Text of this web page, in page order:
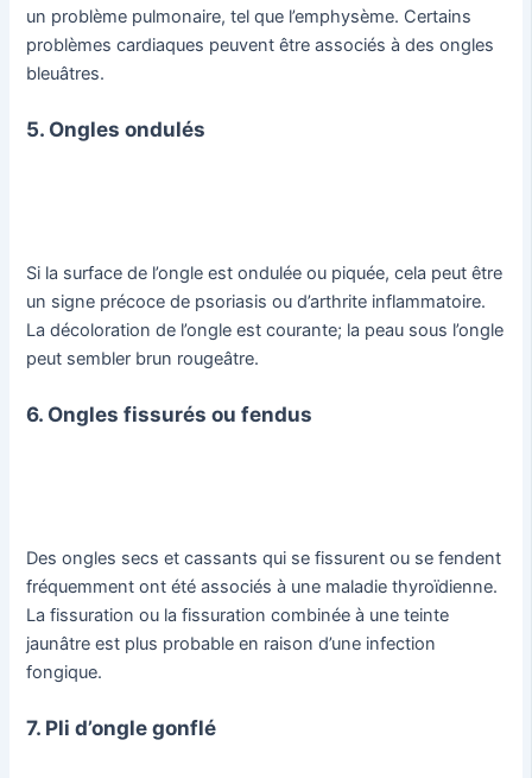
un problème pulmonaire, tel que l’emphysème. Certains
problèmes cardiaques peuvent être associés à des ongles
bleuâtres.
5. Ongles ondulés
Si la surface de l’ongle est ondulée ou piquée, cela peut être
un signe précoce de psoriasis ou d’arthrite inflammatoire.
La décoloration de l’ongle est courante; la peau sous l’ongle
peut sembler brun rougeâtre.
6. Ongles fissurés ou fendus
Des ongles secs et cassants qui se fissurent ou se fendent
fréquemment ont été associés à une maladie thyroïdienne.
La fissuration ou la fissuration combinée à une teinte
jaunâtre est plus probable en raison d’une infection
fongique.
7. Pli d’ongle gonflé